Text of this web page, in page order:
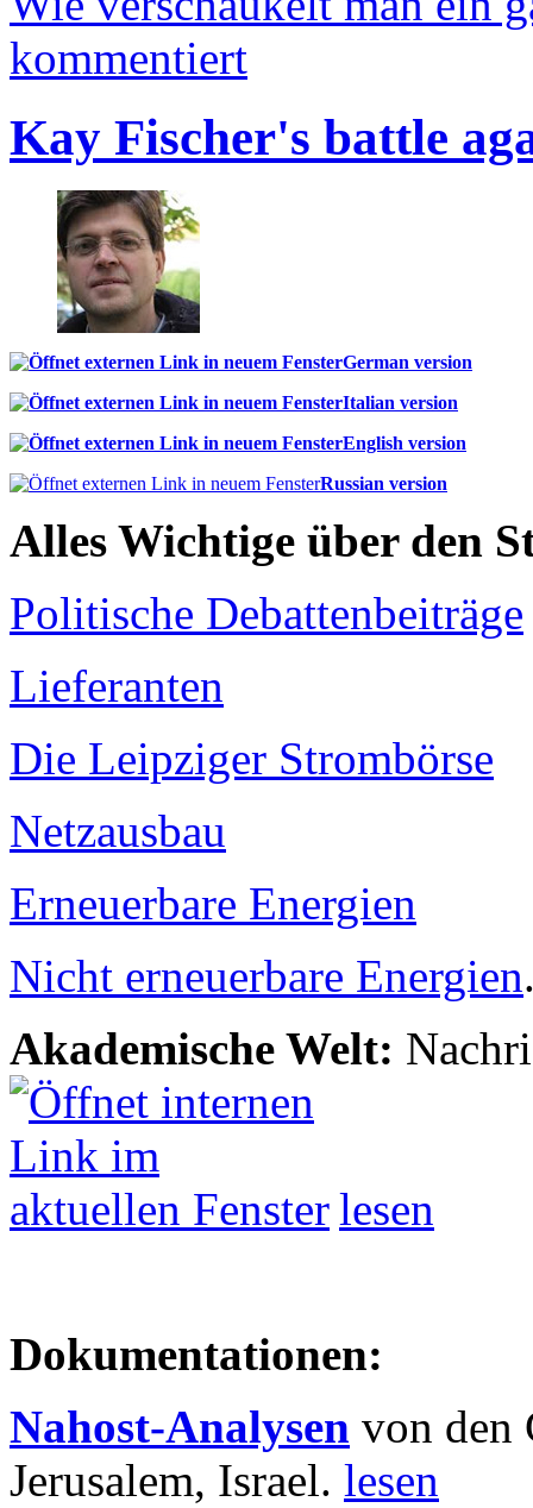
kommentiert
Kay Fischer's battle
German version
Italian version
English version
Russian version
Alles Wichtige über den
Politische Debattenbeiträge
Lieferanten
Die Leipziger Strombörse
Netzausbau
Erneuerbare Energien
Nicht erneuerbare Energien
Akademische Welt:
lesen
Dokumentationen:
Nahost-Analysen von den
Jerusalem, Israel. lesen